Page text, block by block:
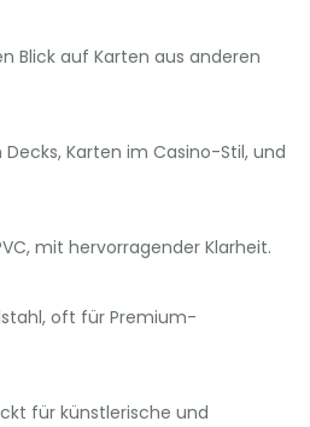
Blick auf Karten aus anderen
Karten im Casino-Stil, und
mit hervorragender Klarheit.
oft für Premium-
für künstlerische und